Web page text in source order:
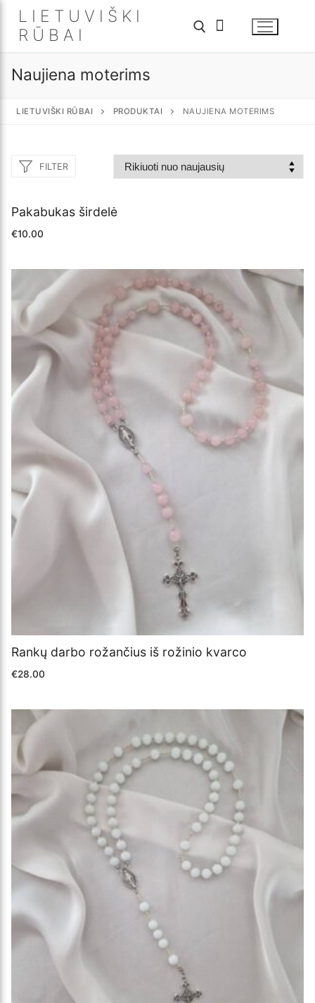
turinio
LIETUVIŠKI
RŪBAI
Naujiena moterims
LIETUVIŠKI RŪBAI PRODUKTAI NAUJIENA MOTERIMS
FILTER
Pakabukas širdelė
€10.00
Rankų darbo rožančius iš rožinio kvarco
€28.00